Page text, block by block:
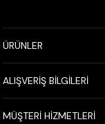
ÜRÜNLER
ALIŞVERİŞ BİLGİLERİ
MÜŞTERİ HİZMETLERİ